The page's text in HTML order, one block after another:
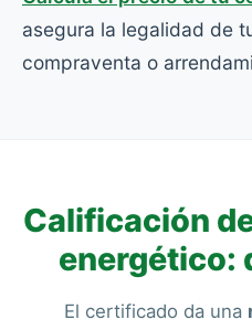
asegura la legalidad de
compraventa o
Calificación
energético:
El certificado da una